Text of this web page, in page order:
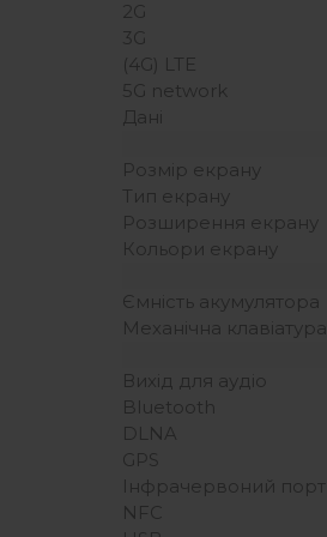
2G
3G
(4G) LTE
5G network
Дані
Розмір екрану
Тип екрану
Розширення екрану
Кольори екрану
Ємність акумулятора
Механічна клавіатура
Вихід для аудіо
Bluetooth
DLNA
GPS
Інфрачервоний порт
NFC